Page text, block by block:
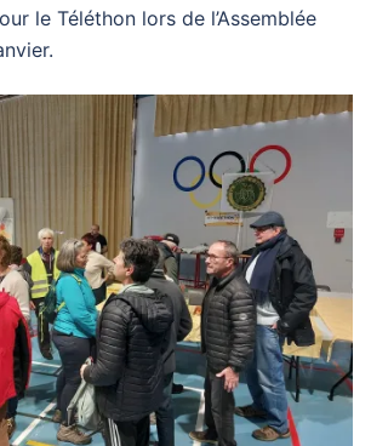
le Téléthon lors de l’Assemblée